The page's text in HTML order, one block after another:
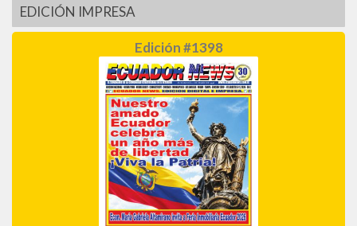
EDICIÓN IMPRESA
Edición #1398